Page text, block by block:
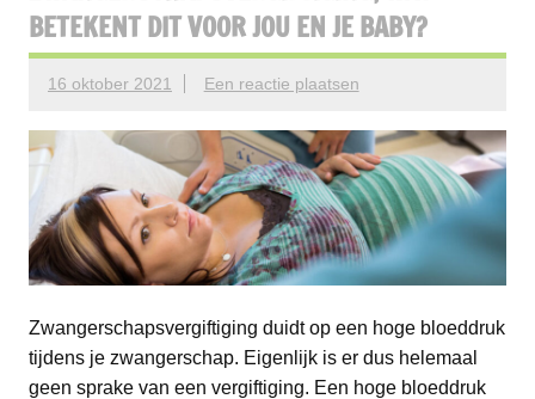
BETEKENT DIT VOOR JOU EN JE BABY?
16 oktober 2021 Een reactie plaatsen
Zwangerschapsvergiftiging duidt op een hoge bloeddruk
tijdens je zwangerschap. Eigenlijk is er dus helemaal
geen sprake van een vergiftiging. Een hoge bloeddruk